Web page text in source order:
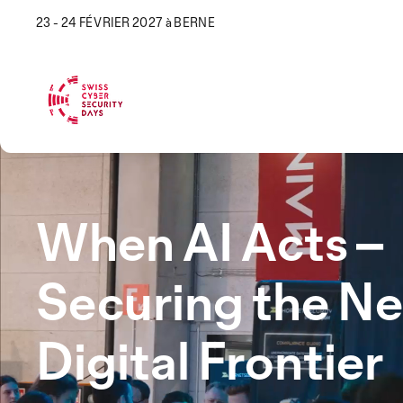
23 - 24 FÉVRIER 2027 à BERNE
When AI Acts –
Securing the
Digital Frontier